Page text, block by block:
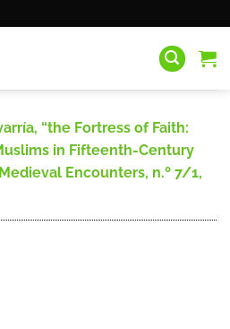
“the Fortress of Faith:
in Fifteenth-Century
Encounters, n.º 7/1,